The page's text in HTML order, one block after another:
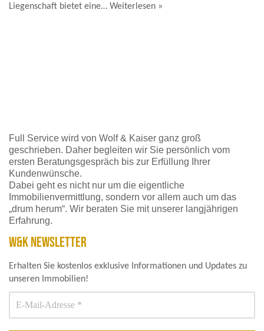
Liegenschaft bietet eine… Weiterlesen »
Full Service wird von Wolf & Kaiser ganz groß
geschrieben. Daher begleiten wir Sie persönlich vom
ersten Beratungsgespräch bis zur Erfüllung Ihrer
Kundenwünsche.
Dabei geht es nicht nur um die eigentliche
Immobilienvermittlung, sondern vor allem auch um das
„drum herum“. Wir beraten Sie mit unserer langjährigen
Erfahrung.
W&K NEWSLETTER
Erhalten Sie kostenlos exklusive Informationen und Updates zu
unseren Immobilien!